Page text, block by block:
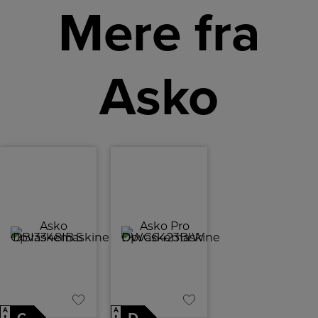
muligt i
maskinen.
Mere fra
Asko
A
A